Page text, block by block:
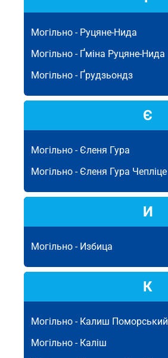
Могільно - Руцяне-Нида
Могільно - Ґміна Руцяне-Нида
Могільно - Ґрудзьондз
Є
Могільно - Єленя Гура
Могільно - Єленя Гура Чепліце
И
Могільно - Избица
К
Могільно - Калиш Поморський
Могільно - Каліш